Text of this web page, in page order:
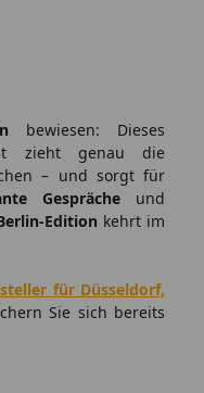
bewiesen: Dieses
zieht genau die
– und sorgt für
Gesprächeund
Edition kehrt im
für Düsseldorf,
Sie sich bereits